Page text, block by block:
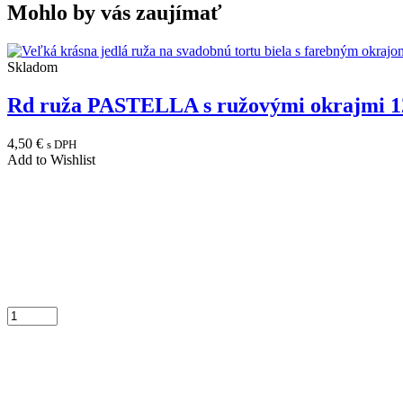
Mohlo by vás zaujímať
Skladom
Rd ruža PASTELLA s ružovými okrajmi
4,50 € s DPH
Add to Wishlist